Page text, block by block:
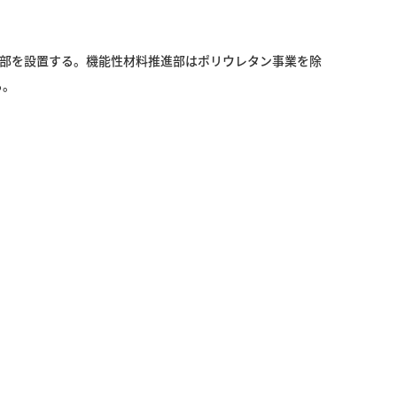
を設置する。機能性材料推進部はポリウレタン事業を除